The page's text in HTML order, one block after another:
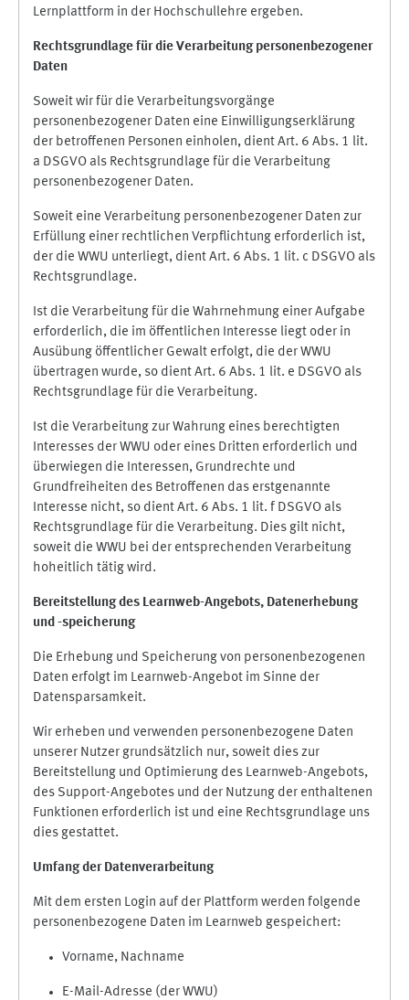
Lernplattform in der Hochschullehre ergeben.
Rechtsgrundlage für die Verarbeitung personenbezogener
Daten
Soweit wir für die Verarbeitungsvorgänge
personenbezogener Daten eine Einwilligungserklärung
der betroffenen Personen einholen, dient Art. 6 Abs. 1 lit.
a DSGVO als Rechtsgrundlage für die Verarbeitung
personenbezogener Daten.
Soweit eine Verarbeitung personenbezogener Daten zur
Erfüllung einer rechtlichen Verpflichtung erforderlich ist,
der die WWU unterliegt, dient Art. 6 Abs. 1 lit. c DSGVO als
Rechtsgrundlage.
Ist die Verarbeitung für die Wahrnehmung einer Aufgabe
erforderlich, die im öffentlichen Interesse liegt oder in
Ausübung öffentlicher Gewalt erfolgt, die der WWU
übertragen wurde, so dient Art. 6 Abs. 1 lit. e DSGVO als
Rechtsgrundlage für die Verarbeitung.
Ist die Verarbeitung zur Wahrung eines berechtigten
Interesses der WWU oder eines Dritten erforderlich und
überwiegen die Interessen, Grundrechte und
Grundfreiheiten des Betroffenen das erstgenannte
Interesse nicht, so dient Art. 6 Abs. 1 lit. f DSGVO als
Rechtsgrundlage für die Verarbeitung. Dies gilt nicht,
soweit die WWU bei der entsprechenden Verarbeitung
hoheitlich tätig wird.
Bereitstellung des Learnweb-Angebots, Datenerhebung
und -speicherung
Die Erhebung und Speicherung von personenbezogenen
Daten erfolgt im Learnweb-Angebot im Sinne der
Datensparsamkeit.
Wir erheben und verwenden personenbezogene Daten
unserer Nutzer grundsätzlich nur, soweit dies zur
Bereitstellung und Optimierung des Learnweb-Angebots,
des Support-Angebotes und der Nutzung der enthaltenen
Funktionen erforderlich ist und eine Rechtsgrundlage uns
dies gestattet.
Umfang der Datenverarbeitung
Mit dem ersten Login auf der Plattform werden folgende
personenbezogene Daten im Learnweb gespeichert:
Vorname, Nachname
E-Mail-Adresse (der WWU)